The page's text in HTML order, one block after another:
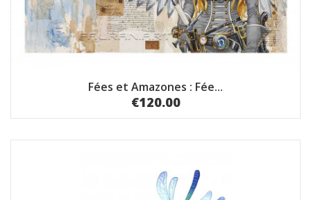
Fées et Amazones : Fée...
€120.00